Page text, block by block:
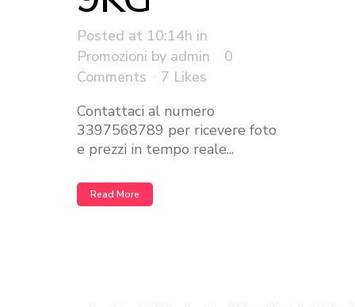
Posted at 10:14h in
Promozioni by admin
0
Comments
7 Likes
Contattaci al numero
3397568789 per ricevere foto
e prezzi in tempo reale...
Read More